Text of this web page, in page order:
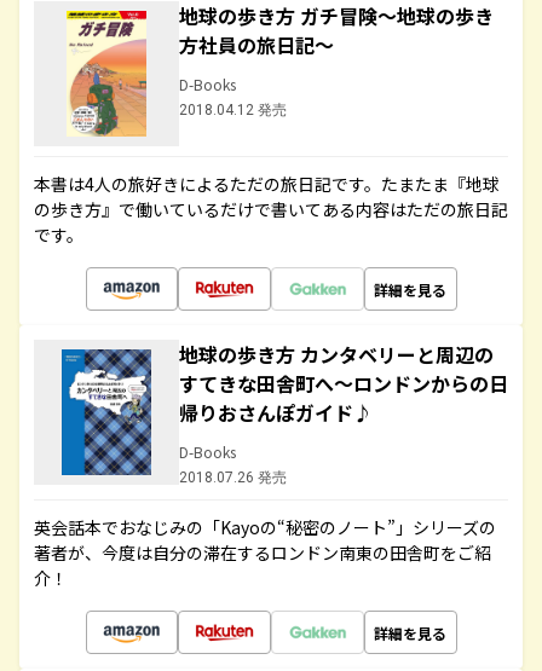
地球の歩き方 ガチ冒険～地球の歩き
方社員の旅日記～
D-Books
2018.04.12 発売
本書は4人の旅好きによるただの旅日記です。たまたま『地球
の歩き方』で働いているだけで書いてある内容はただの旅日記
です。
詳細を見る
地球の歩き方 カンタベリーと周辺の
すてきな田舎町へ～ロンドンからの日
帰りおさんぽガイド♪
D-Books
2018.07.26 発売
英会話本でおなじみの「Kayoの“秘密のノート”」シリーズの
著者が、今度は自分の滞在するロンドン南東の田舎町をご紹
介！
詳細を見る